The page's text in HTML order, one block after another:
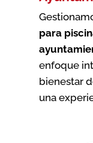
para
enfoque
bienestar
una